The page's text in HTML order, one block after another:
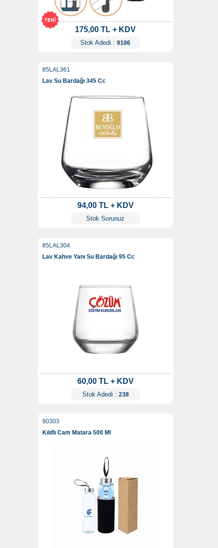
175,00 TL + KDV
Stok Adedi : 9106
85LAL361
Lav Su Bardağı 345 Cc
94,00 TL + KDV
Stok Sorunuz
85LAL304
Lav Kahve Yanı Su Bardağı 95 Cc
60,00 TL + KDV
Stok Adedi : 238
90303
Kılıflı Cam Matara 500 Ml